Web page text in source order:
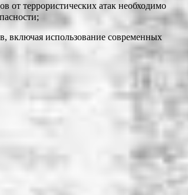
от террористических атак необходимо
включая использование современных